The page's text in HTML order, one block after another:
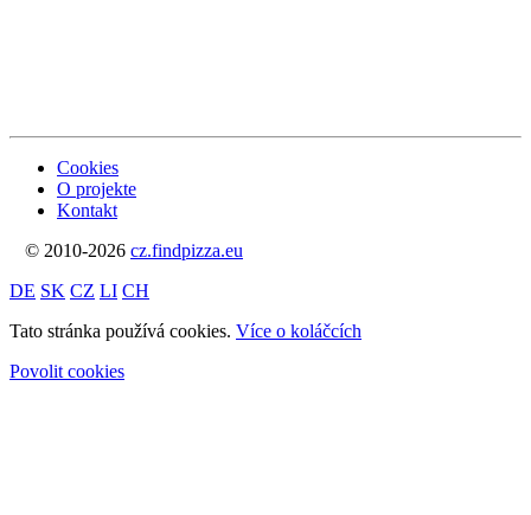
Cookies
O projekte
Kontakt
© 2010-2026 cz.findpizza.eu
DE SK CZ LI CH
Tato stránka používá cookies. Více o koláčcích
Povolit cookies